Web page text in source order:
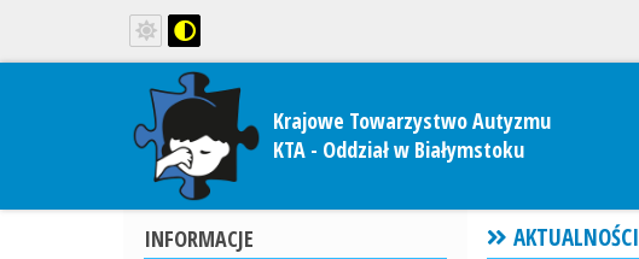
Krajowe Towarzystwo Autyzmu
KTA - Oddział w Białymstoku
INFORMACJE
AKTUALNOŚCI